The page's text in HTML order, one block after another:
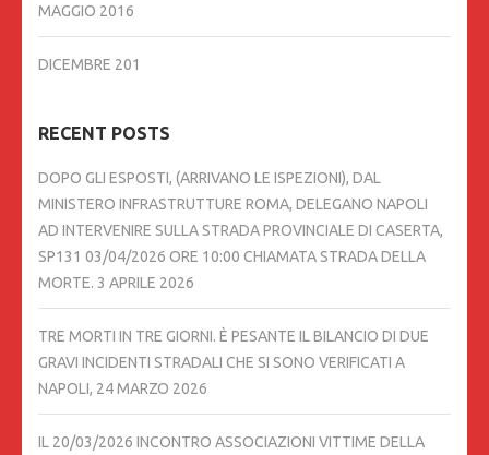
MAGGIO 2016
DICEMBRE 201
RECENT POSTS
DOPO GLI ESPOSTI, (ARRIVANO LE ISPEZIONI), DAL
MINISTERO INFRASTRUTTURE ROMA, DELEGANO NAPOLI
AD INTERVENIRE SULLA STRADA PROVINCIALE DI CASERTA,
SP131 03/04/2026 ORE 10:00 CHIAMATA STRADA DELLA
MORTE. 3 APRILE 2026
TRE MORTI IN TRE GIORNI. È PESANTE IL BILANCIO DI DUE
GRAVI INCIDENTI STRADALI CHE SI SONO VERIFICATI A
NAPOLI, 24 MARZO 2026
IL 20/03/2026 INCONTRO ASSOCIAZIONI VITTIME DELLA